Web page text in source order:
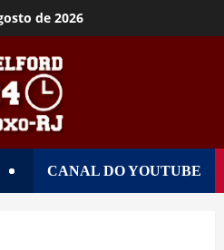
de 2026
CANAL DO YOUTUBE